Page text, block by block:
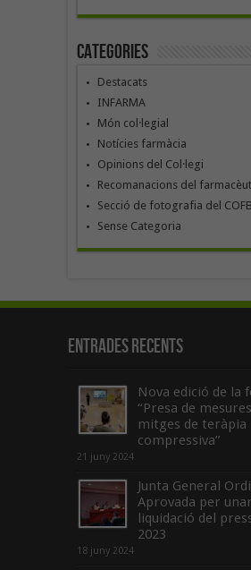
Categories
Destacats
INFARMA
Món col·legial
Notícies farmàcia
Opinions del Col·legi
Recomanacions del
Secció de fotografia del COFB
Sense Categoria
Entrades recents
Nova edició de la
“Presa de
mitges de teràpia
compressiva”
21 juny 2024
Junta General
Aprovada per
liquidació del
2023
18 juny 2024